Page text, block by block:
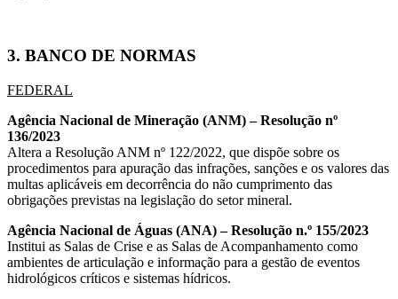
3. BANCO DE NORMAS
FEDERAL
Agência Nacional de Mineração (ANM) – Resolução nº
136/2023
Altera a Resolução ANM nº 122/2022, que dispõe sobre os
procedimentos para apuração das infrações, sanções e os valores das
multas aplicáveis em decorrência do não cumprimento das
obrigações previstas na legislação do setor mineral.
Agência Nacional de Águas (ANA) – Resolução n.º 155/2023
Institui as Salas de Crise e as Salas de Acompanhamento como
ambientes de articulação e informação para a gestão de eventos
hidrológicos críticos e sistemas hídricos.